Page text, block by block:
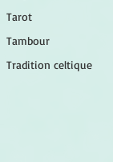
Tarot
Tambour
Tradition celtique